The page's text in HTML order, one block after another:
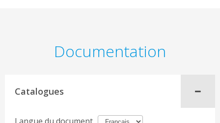
Documentation
Catalogues